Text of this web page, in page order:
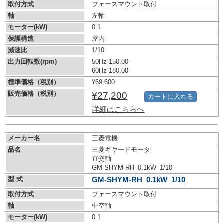
取付方式
フェースマウント取付
軸
左軸
モーター(kW)
0.1
保護構造
屋内
減速比
1/10
出力回転数(rpm)
50Hz 150.00
60Hz 180.00
標準価格（税別）
¥69,600
販売価格（税別）
¥27,200
詳細はこちらへ
カートに入れる
メーカー名
三菱電機
品名
三菱ギヤードモータ
直交軸
GM-SHYM-RH_0.1kW_1/10
型 式
GM-SHYM-RH_0.1kW_1/10
取付方式
フェースマウント取付
軸
中空軸
モーター(kW)
0.1